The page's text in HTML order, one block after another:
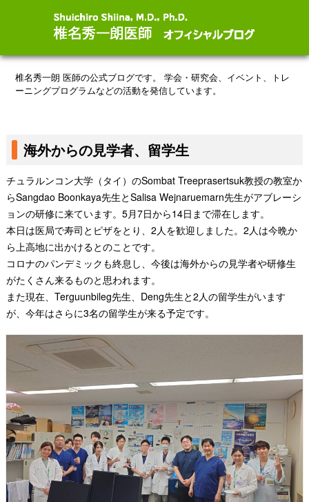
椎名秀一朗 医師の公式ブログです。
学会・研究会、イベント、トレ
ーニングプログラムなどの活動を発信しています。
海外からの見学者、留学生
チュラルンコン大学（タイ）のSombat Treeprasertsuk教授の教室か
らSangdao Boonkaya先生とSalisa Wejnaruemarn先生がアブレーシ
ョンの研修に来ています。5月7日から14日まで滞在します。
本日は医局で寿司とピザをとり、2人を歓迎しました。2人は今晩か
ら上高地に出かけるとのことです。
コロナのパンデミックも終息し、今後は海外からの見学者や研修生
がたくさん来るものと思われます。
また現在、Terguunbileg先生、Deng先生と2人の留学生がいます
が、今年はさらに3名の留学生が来る予定です。